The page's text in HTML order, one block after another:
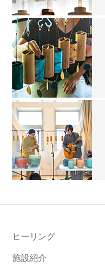
ヒーリング
施設紹介